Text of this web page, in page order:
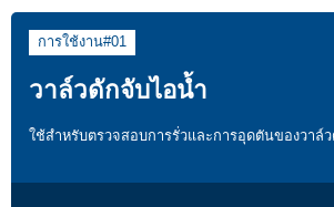
การใช้งาน#01
วาล์วดักจับไอน้ำ
ใช้สำหรับตรวจสอบการรั่วและการอุดตันของวาล์